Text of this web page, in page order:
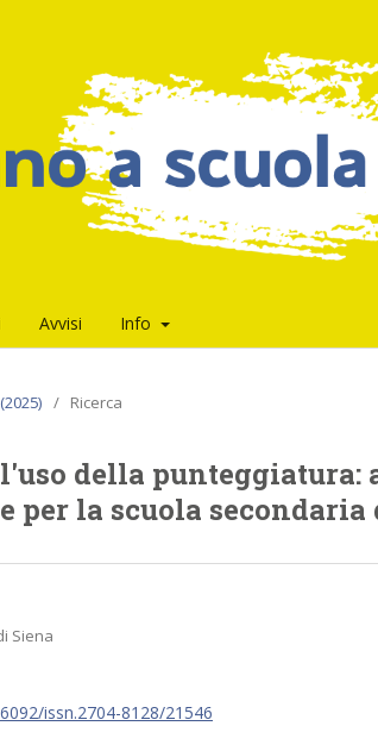
Avvisi Info
/ Ricerca
della punteggiatura:
per la scuola
Siena
issn.2704-8128/21546